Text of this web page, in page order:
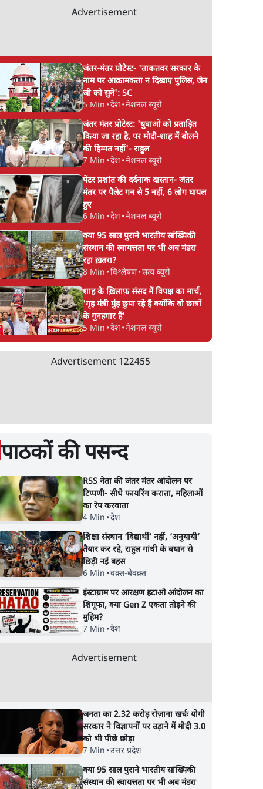
Advertisement
जंतर-मंतर प्रोटेस्ट- 'ताकतवर सरकार के
नाम पर आक्रामकता न दिखाए पुलिस, जेन
जी को सुने': SC
5 Min •देश•नेशनल ब्यूरो
जंतर मंतर प्रोटेस्ट: 'युवाओं को प्रताड़ित
किया जा रहा है, पर मोदी-शाह में बोलने
की हिम्मत नहीं'- राहुल
7 Min •देश•नेशनल ब्यूरो
पेंटर प्रशांत की दर्दनाक दास्तान- जंतर
मंतर पर पैलेट गन से 5 नहीं, 6 लोग घायल
हुए
6 Min •देश•नेशनल ब्यूरो
क्या 95 साल पुराने भारतीय सांख्यिकी
संस्थान की स्वायत्तता पर भी अब मंडरा
रहा ख़तरा?
8 Min •विश्लेषण•सत्य ब्यूरो
शाह के ख़िलाफ़ संसद में विपक्ष का मार्च,
'गृह मंत्री मुंह छुपा रहे हैं क्योंकि वो छात्रों
के गुनहगार हैं'
5 Min •देश•नेशनल ब्यूरो
Advertisement 122455
पाठकों की पसन्द
RSS नेता की जंतर मंतर आंदोलन पर
टिप्पणी- सीधे फायरिंग कराता, महिलाओं
का रेप करवाता
4 Min •देश
शिक्षा संस्थान ‘विद्यार्थी’ नहीं, ‘अनुयायी’
तैयार कर रहे, राहुल गांधी के बयान से
छिड़ी नई बहस
6 Min •वक़्त-बेवक़्त
इंस्टाग्राम पर आरक्षण हटाओ आंदोलन का
शिगूफा, क्या Gen Z एकता तोड़ने की
मुहिम?
7 Min •देश
Advertisement
जनता का 2.32 करोड़ रोज़ाना खर्चः योगी
सरकार ने विज्ञापनों पर उड़ाने में मोदी 3.0
को भी पीछे छोड़ा
7 Min •उत्तर प्रदेश
क्या 95 साल पुराने भारतीय सांख्यिकी
संस्थान की स्वायत्तता पर भी अब मंडरा